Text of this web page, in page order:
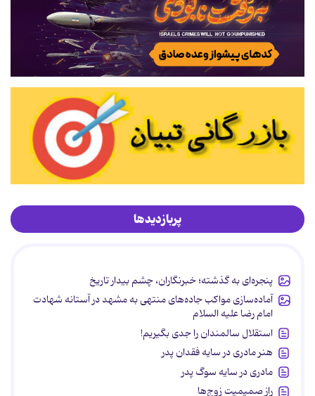
پربازدیدها
پنجره‌ای به گذشته؛ خبرنگاران، چشم بیدار تاریخ
آماده‌سازی مواکب جاده‌های منتهی به مشهد در آستانه شهادت
امام رضا علیه السلام
استقلال سالمندان را جدی بگیریم!
هنر مادری در سایه‌ فقدان پدر
مادری در سایه سوگ پدر
راز صمیمیت زوج‌ها